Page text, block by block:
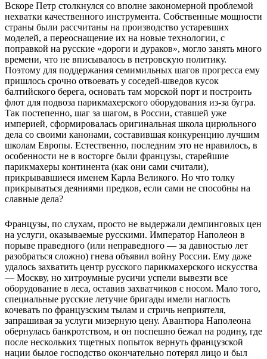
Вскоре Петр столкнулся со вполне закономерной проблемой
нехватки качественного инструмента. Собственные мощности
страны были рассчитаны на производство устаревших
моделей, а переоснащение их на новые технологии, с
поправкой на русские «дороги и дураков», могло занять много
времени, что не вписывалось в петровскую политику.
Поэтому для поддержания семимильных шагов прогресса ему
пришлось срочно отвоевать у соседей-шведов кусок
балтийского берега, основать там морской порт и построить
флот для подвоза парикмахерского оборудования из-за бугра.
Так постепенно, шаг за шагом, в России, ставшей уже
империей, сформировалась оригинальная школа цирюльного
дела со своими канонами, составившая конкуренцию лучшим
школам Европы. Естественно, последним это не нравилось, в
особенности не в восторге были французы, старейшие
парикмахеры континента (как они сами считали),
прикрывавшиеся именем Карла Великого. Но что толку
прикрываться деяниями предков, если сами не способны на
славные дела?
Французы, по слухам, просто не выдержали демпинговых цен
на услуги, оказываемые русскими. Император Наполеон в
порыве праведного (или неправедного — за давностью лет
разобраться сложно) гнева объявил войну России. Ему даже
удалось захватить центр русского парикмахерского искусства
— Москву, но хитроумные русичи успели вывезти все
оборудование в леса, оставив захватчиков с носом. Мало того,
специальные русские летучие бригады имели наглость
кочевать по французским тылам и стричь неприятеля,
запрашивая за услуги мизерную цену. Авантюра Наполеона
обернулась банкротством, и он поспешно бежал на родину, где
после нескольких тщетных попыток вернуть французской
нации былое господство окончательно потерял лицо и был